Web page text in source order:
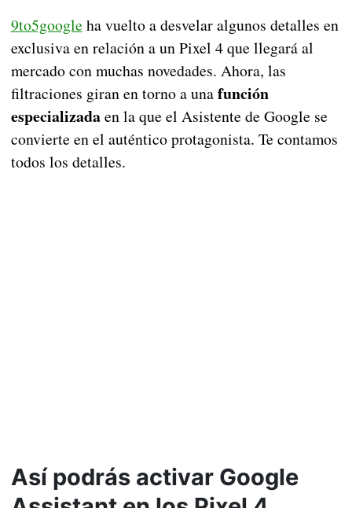
9to5google ha vuelto a desvelar algunos detalles en
exclusiva en relación a un Pixel 4 que llegará al
mercado con muchas novedades. Ahora, las
filtraciones giran en torno a unafunción
especializadaen la que el Asistente de Google se
convierte en el auténtico protagonista. Te contamos
todos los detalles.
Así podrás activar Google